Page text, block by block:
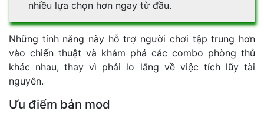
nhiều lựa chọn hơn ngay từ đầu.
Những tính năng này hỗ trợ người chơi tập trung hơn
vào chiến thuật và khám phá các combo phòng thủ
khác nhau, thay vì phải lo lắng về việc tích lũy tài
nguyên.
Ưu điểm bản mod